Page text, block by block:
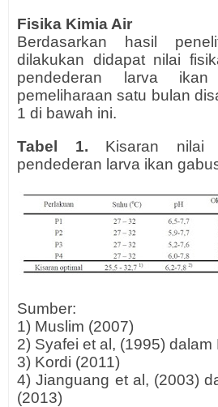
Fisika Kimia Air
Berdasarkan hasil
dilakukan didapat nilai
pendederan larva
pemeliharaan satu bulan
1 di bawah ini.
Tabel 1. Kisaran nilai
pendederan larva ikan
Sumber:
1) Muslim (2007)
2) Syafei et al, (1995) dalam
3) Kordi (2011)
4) Jianguang et al, (2003)
(2013)